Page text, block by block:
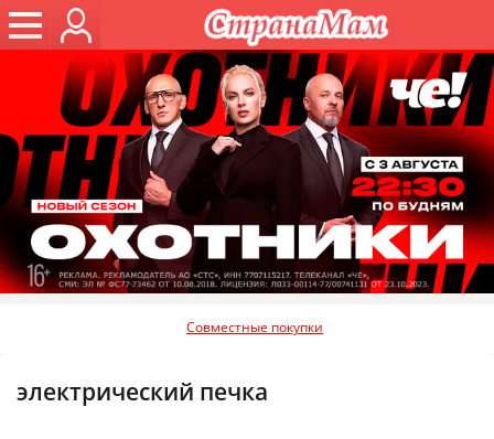
Совместные покупки
электрический печка